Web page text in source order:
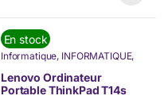
En stock
Informatique, INFORMATIQUE,
Nos Marques
arrivage, Ordinateur Portable
Ordinateurs Portables,PC
Portable
Lenovo Ordinateur
Portable ThinkPad T14s